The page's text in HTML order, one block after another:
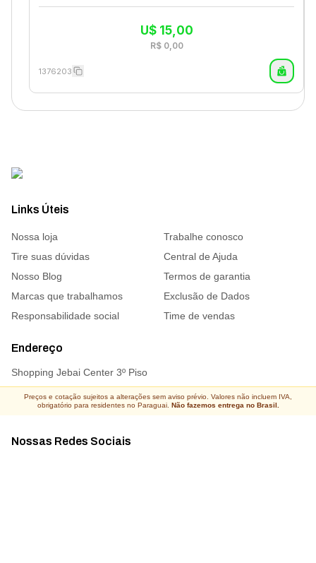
U$ 15,00
R$ 0,00
1376203
Links Úteis
Nossa loja
Trabalhe conosco
Tire suas dúvidas
Central de Ajuda
Nosso Blog
Termos de garantia
Marcas que trabalhamos
Exclusão de Dados
Responsabilidade social
Time de vendas
Endereço
Shopping Jebai Center 3º Piso
Nossas Redes Sociais
Preços e cotação sujeitos a alterações sem aviso prévio. Valores não incluem IVA,
obrigatório para residentes no Paraguai. Não fazemos entrega no Brasil.